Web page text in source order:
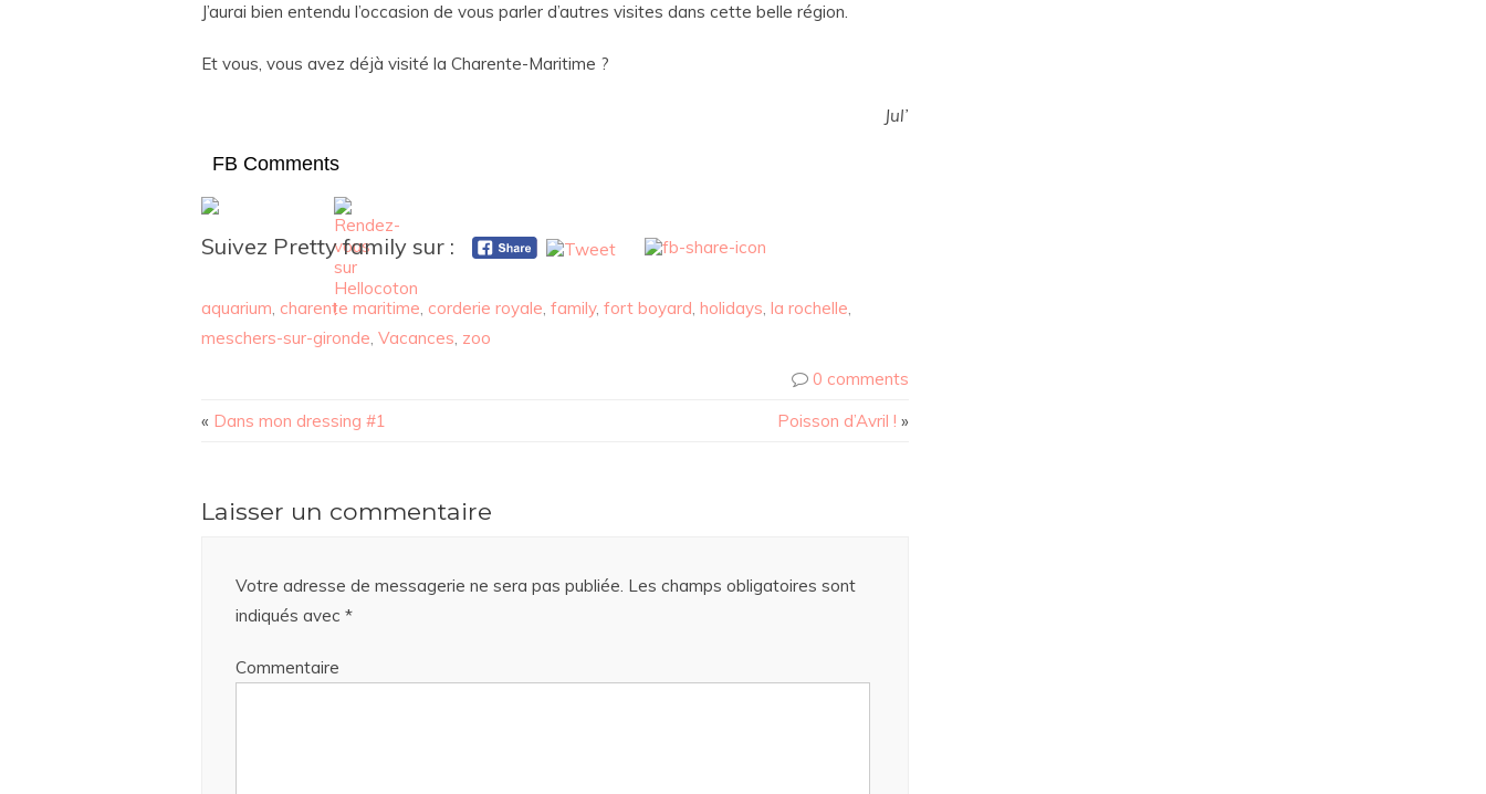
J’aurai bien entendu l’occasion de vous parler d’autres visites dans cette belle région.
Et vous, vous avez déjà visité la Charente-Maritime ?
Jul’
FB Comments
Suivez Pretty family sur :
aquarium, charente maritime, corderie royale, family, fort boyard, holidays, la rochelle,
meschers-sur-gironde, Vacances, zoo
0 comments
« Dans mon dressing #1 Poisson d’Avril ! »
Laisser un commentaire
Votre adresse de messagerie ne sera pas publiée. Les champs obligatoires sont
indiqués avec *
Commentaire